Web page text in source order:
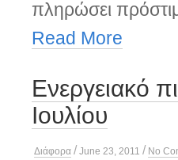
πληρώσει
Read More
Ενεργειακό
Ιουλίου
Διάφορα / June 23, 2011 / No